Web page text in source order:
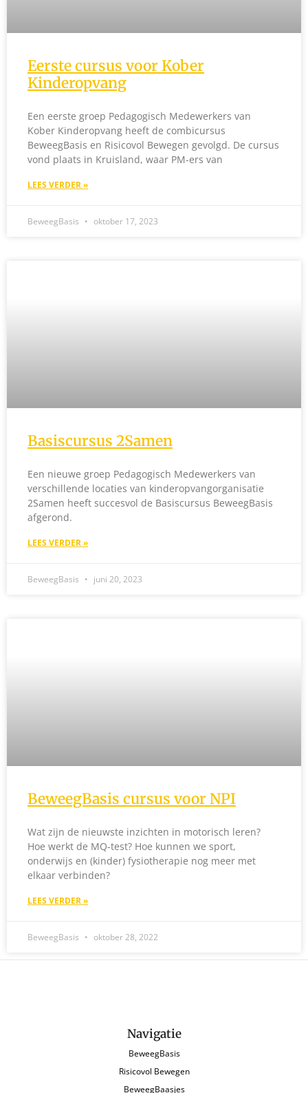
Eerste cursus voor Kober
Kinderopvang
Een eerste groep Pedagogisch Medewerkers van
Kober Kinderopvang heeft de combicursus
BeweegBasis en Risicovol Bewegen gevolgd. De cursus
vond plaats in Kruisland, waar PM-ers van
LEES VERDER »
BeweegBasis oktober 17, 2023
Basiscursus 2Samen
Een nieuwe groep Pedagogisch Medewerkers van
verschillende locaties van kinderopvangorganisatie
2Samen heeft succesvol de Basiscursus BeweegBasis
afgerond.
LEES VERDER »
BeweegBasis juni 20, 2023
BeweegBasis cursus voor NPI
Wat zijn de nieuwste inzichten in motorisch leren?
Hoe werkt de MQ-test? Hoe kunnen we sport,
onderwijs en (kinder) fysiotherapie nog meer met
elkaar verbinden?
LEES VERDER »
BeweegBasis oktober 28, 2022
Navigatie
BeweegBasis
Risicovol Bewegen
BeweegBaasjes